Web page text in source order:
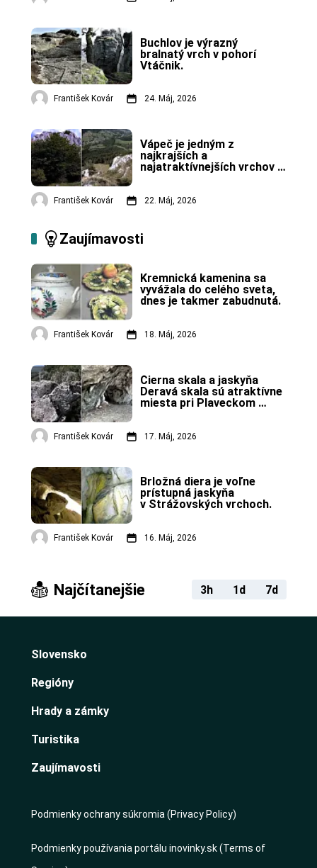
Buchlov je výrazný
bralnatý vrch v pohorí
Vtáčnik.
František Kovár 24. Máj, 2026
Vápeč je jedným z
najkrajších a
najatraktívnejších vrchov v
František Kovár 22. Máj, 2026
Zaujímavosti
Kremnická kamenina sa
vyvážala do celého sveta,
dnes je takmer zabudnutá.
František Kovár 18. Máj, 2026
Čierna skala a jaskyňa
Deravá skala sú atraktívne
miesta pri Plaveckom
František Kovár 17. Máj, 2026
Brložná diera je voľne
prístupná jaskyňa
v Strážovských vrchoch.
František Kovár 16. Máj, 2026
Najčítanejšie 3h 1d 7d
Slovensko
Regióny
Hrady a zámky
Turistika
Zaujímavosti
Podmienky ochrany súkromia (Privacy Policy)
Podmienky používania portálu inovinky.sk (Terms of